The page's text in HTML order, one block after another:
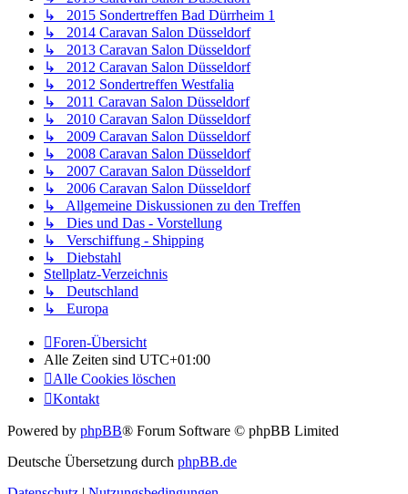
↳ 2015 Sondertreffen Bad Dürrheim 1
↳ 2014 Caravan Salon Düsseldorf
↳ 2013 Caravan Salon Düsseldorf
↳ 2012 Caravan Salon Düsseldorf
↳ 2012 Sondertreffen Westfalia
↳ 2011 Caravan Salon Düsseldorf
↳ 2010 Caravan Salon Düsseldorf
↳ 2009 Caravan Salon Düsseldorf
↳ 2008 Caravan Salon Düsseldorf
↳ 2007 Caravan Salon Düsseldorf
↳ 2006 Caravan Salon Düsseldorf
↳ Allgemeine Diskussionen zu den Treffen
↳ Dies und Das - Vorstellung
↳ Verschiffung - Shipping
↳ Diebstahl
Stellplatz-Verzeichnis
↳ Deutschland
↳ Europa
Foren-Übersicht
Alle Zeiten sind UTC+01:00
Alle Cookies löschen
Kontakt
Powered by phpBB® Forum Software © phpBB Limited
Deutsche Übersetzung durch phpBB.de